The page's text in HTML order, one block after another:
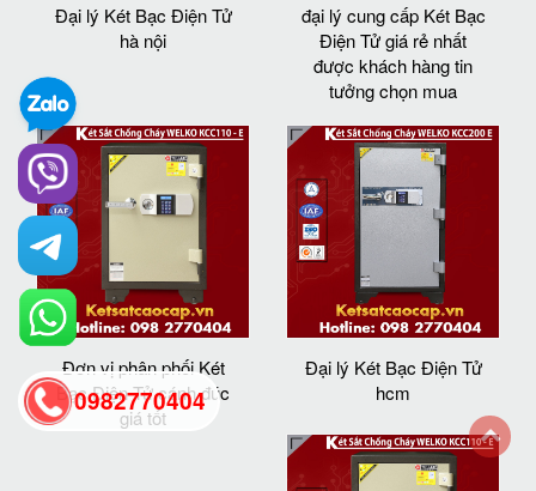
Đại lý Két Bạc Điện Tử
hà nội
đại lý cung cấp Két Bạc
Điện Tử giá rẻ nhất
được khách hàng tin
tưởng chọn mua
Đơn vị phân phối Két
Bạc Điện Tử cánh đúc
giá tốt
Đại lý Két Bạc Điện Tử
hcm
0982770404